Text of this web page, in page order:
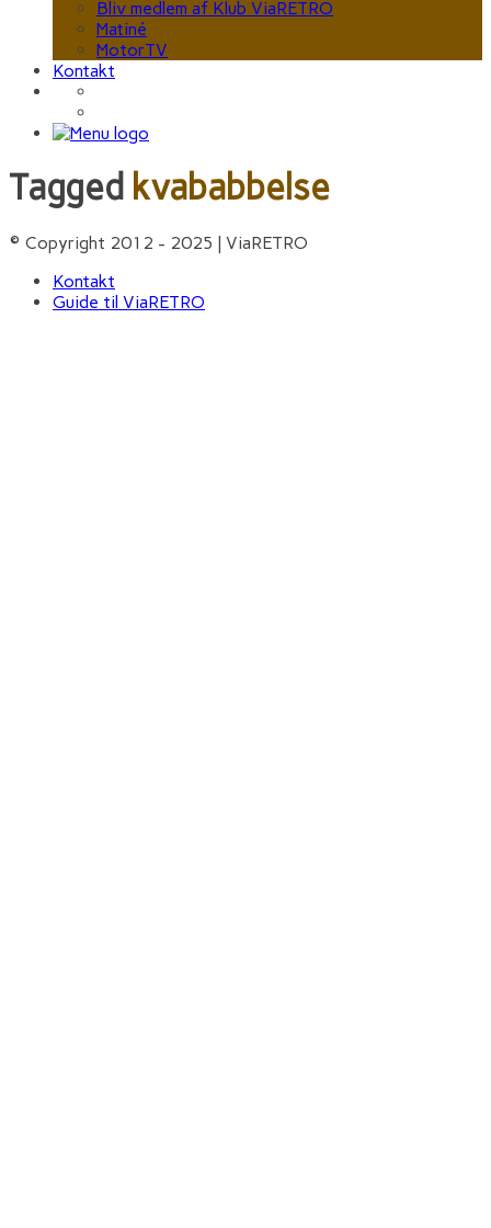
Bliv medlem af Klub ViaRETRO
Matiné
MotorTV
Kontakt
Tagged kvababbelse
© Copyright 2012 - 2025 | ViaRETRO
Kontakt
Guide til ViaRETRO